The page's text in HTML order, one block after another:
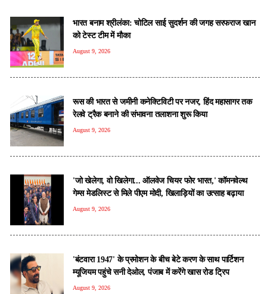
भारत बनाम श्रीलंका: चोटिल साई सुदर्शन की जगह सरफराज खान
को टेस्ट टीम में मौका
August 9, 2026
रूस की भारत से जमीनी कनेक्टिविटी पर नजर, हिंद महासागर तक
रेलवे ट्रैक बनाने की संभावना तलाशना शुरू किया
August 9, 2026
'जो खेलेगा, वो खिलेगा... ऑलवेज चियर फोर भारत,' कॉमनवेल्थ
गेम्स मेडलिस्ट से मिले पीएम मोदी, खिलाड़ियों का उत्साह बढ़ाया
August 9, 2026
'बंटवारा 1947' के प्रमोशन के बीच बेटे करण के साथ पार्टिशन
म्यूजियम पहुंचे सनी देओल, पंजाब में करेंगे खास रोड ट्रिप
August 9, 2026